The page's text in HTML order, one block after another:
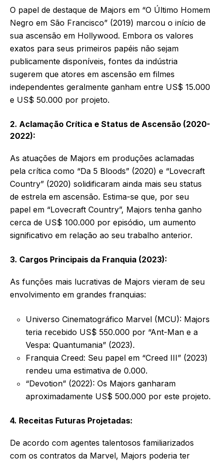
O papel de destaque de Majors em “O Último Homem
Negro em São Francisco” (2019) marcou o início de
sua ascensão em Hollywood. Embora os valores
exatos para seus primeiros papéis não sejam
publicamente disponíveis, fontes da indústria
sugerem que atores em ascensão em filmes
independentes geralmente ganham entre US$ 15.000
e US$ 50.000 por projeto.
2. Aclamação Crítica e Status de Ascensão (2020-
2022):
As atuações de Majors em produções aclamadas
pela crítica como “Da 5 Bloods” (2020) e “Lovecraft
Country” (2020) solidificaram ainda mais seu status
de estrela em ascensão. Estima-se que, por seu
papel em “Lovecraft Country”, Majors tenha ganho
cerca de US$ 100.000 por episódio, um aumento
significativo em relação ao seu trabalho anterior.
3. Cargos Principais da Franquia (2023):
As funções mais lucrativas de Majors vieram de seu
envolvimento em grandes franquias:
Universo Cinematográfico Marvel (MCU): Majors
teria recebido US$ 550.000 por “Ant-Man e a
Vespa: Quantumania” (2023).
Franquia Creed: Seu papel em “Creed III” (2023)
rendeu uma estimativa de 0.000.
“Devotion” (2022): Os Majors ganharam
aproximadamente US$ 500.000 por este projeto.
4. Receitas Futuras Projetadas:
De acordo com agentes talentosos familiarizados
com os contratos da Marvel, Majors poderia ter